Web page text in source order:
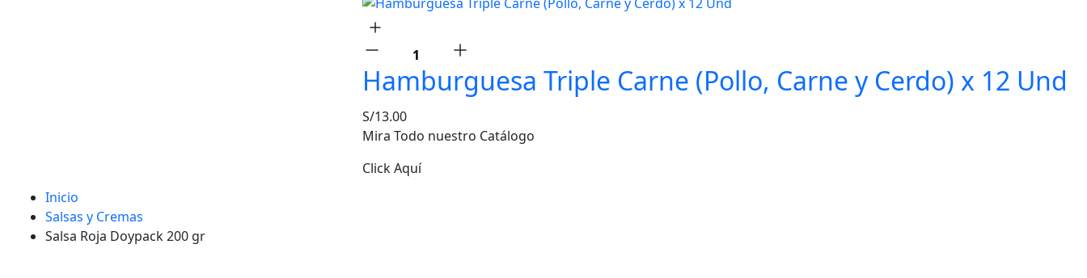
Hamburguesa Triple Carne (Pollo, Carne y Cerdo) x 12 Und
S/13.00
Mira Todo nuestro Catálogo
Click Aquí
Inicio
Salsas y Cremas
Salsa Roja Doypack 200 gr